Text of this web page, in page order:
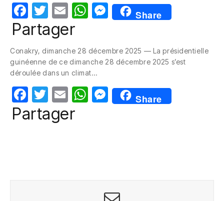
F
a
e
b
o
o
k
T
w
itt
er
E
m
W
s
A
p
p
M
e
e
g
er
Share
Partager
Conakry, dimanche 28 décembre 2025 — La présidentielle
guinéenne de ce dimanche 28 décembre 2025 s’est
déroulée dans un climat…
F
a
T
w
itt
E
m
W M
e
er
Share
Partager